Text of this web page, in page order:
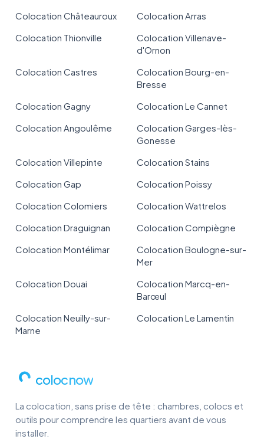
Colocation Châteauroux
Colocation Arras
Colocation Thionville
Colocation Villenave-
d'Ornon
Colocation Castres
Colocation Bourg-en-
Bresse
Colocation Gagny
Colocation Le Cannet
Colocation Angoulême
Colocation Garges-lès-
Gonesse
Colocation Villepinte
Colocation Stains
Colocation Gap
Colocation Poissy
Colocation Colomiers
Colocation Wattrelos
Colocation Draguignan
Colocation Compiègne
Colocation Montélimar
Colocation Boulogne-sur-
Mer
Colocation Douai
Colocation Marcq-en-
Barœul
Colocation Neuilly-sur-
Marne
Colocation Le Lamentin
colocnow
La colocation, sans prise de tête : chambres, colocs et
outils pour comprendre les quartiers avant de vous
installer.